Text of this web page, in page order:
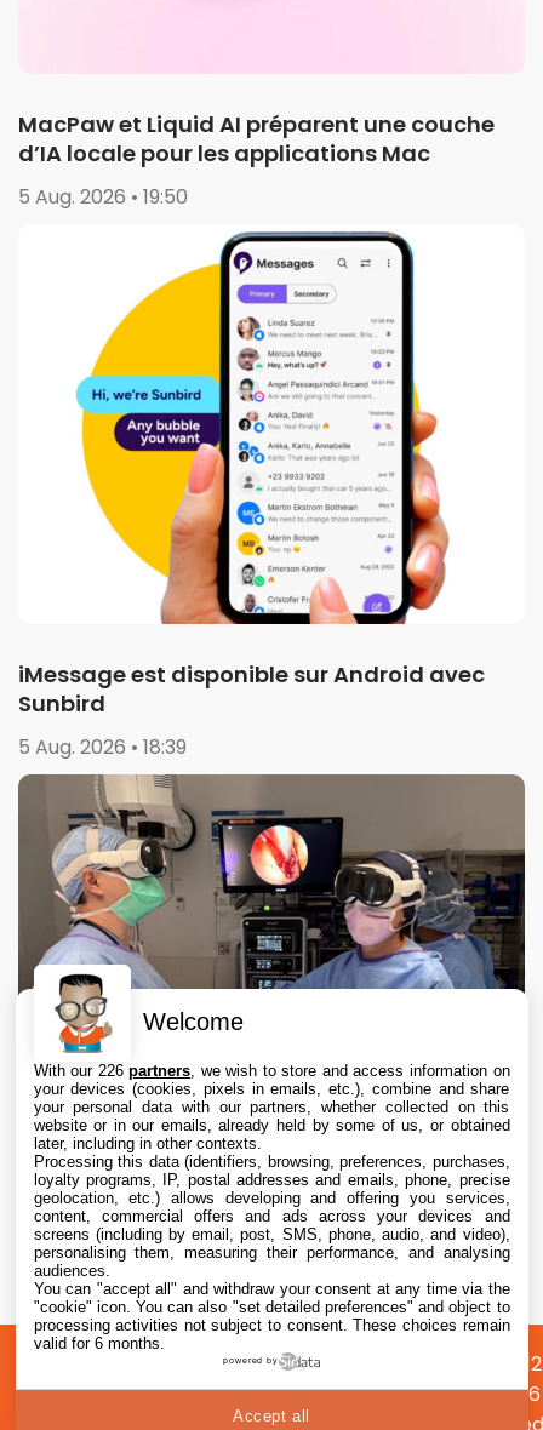
MacPaw et Liquid AI préparent une couche
d’IA locale pour les applications Mac
5 Aug. 2026 • 19:50
iMessage est disponible sur Android avec
Sunbird
5 Aug. 2026 • 18:39
Apple Vision Pro : une étude confirme son
intérêt en chirurgie avec des opérations 19 %
plus rapides
5 Aug. 2026 • 17:45
propos
Préférences
cookies
Confidentialité
©
2026
Welcome
With our 226partners , we wish to store and access information on
your devices (cookies, pixels in emails, etc.), combine and share
your personal data with our partners, whether collected on this
website or in our emails, already held by some of us, or obtained
later, including in other contexts.
Processing this data (identifiers, browsing, preferences, purchases,
loyalty programs, IP, postal addresses and emails, phone, precise
geolocation, etc.) allows developing and offering you services,
content, commercial offers and ads across your devices and
screens (including by email, post, SMS, phone, audio, and video),
personalising them, measuring their performance, and analysing
audiences.
You can "accept all" and withdraw your consent at any time via the
"cookie" icon. You can also "set detailed preferences" and object to
processing activities not subject to consent. These choices remain
valid for 6 months.
powered by
Accept all